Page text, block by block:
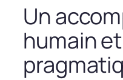
Un
humain et